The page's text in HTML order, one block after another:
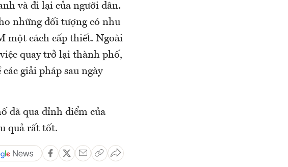
và đi lại của người dân.
những đối tượng có nhu
một cách cấp thiết. Ngoài
quay trở lại thành phố,
giải pháp sau ngày
đã qua đỉnh điểm của
quả rất tốt.